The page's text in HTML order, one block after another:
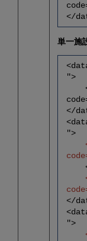
</
単一施
">
</
">
</
">